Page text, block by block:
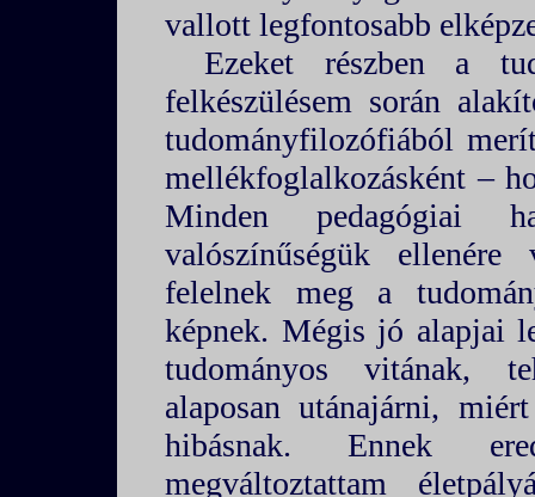
vallott legfontosabb
Ezeket részben a
felkészülésem során
tudományfilozófiából
mellékfoglalkozásként –
Minden pedagógiai
valószínűségük
felelnek meg a
képnek. Mégis jó alapjai
tudományos vitának,
alaposan utánajárni,
hibásnak. Ennek
megváltoztattam